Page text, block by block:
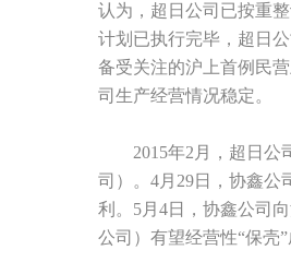
认为，超日公司已按重
计划已执行完毕，超日
备受关注的沪上首例民
司生产经营情况稳定。
2015年2月，超日公司
司）。4月29日，协鑫公
利。5月4日，协鑫公司
公司）有望经营性“保壳